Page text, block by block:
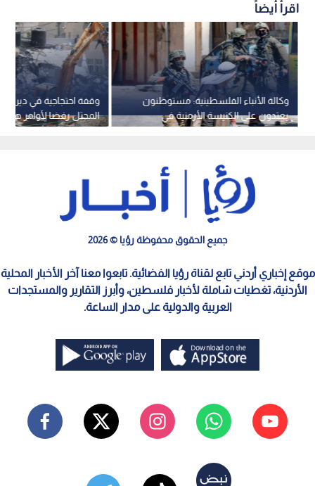
اقرأ أيضاً
وقفة احتجاجية في دير
سكنية
وكالة الأنباء الفلسطينية: مستوطنون
يعتدون على الكنيسة الأرمنية في
القدس وجيش الاحتلال يصعد
جميع الحقوق محفوظة رؤيا © 2026
موقع إخباري أردني تابع لقناة رؤيا الفضائية. تابعوا معنا آخر الأخبار المحلية
الأردنية، تغطيات شاملة لأخبار فلسطين، وأبرز التقارير والمستجدات
العربية والدولية على مدار الساعة.